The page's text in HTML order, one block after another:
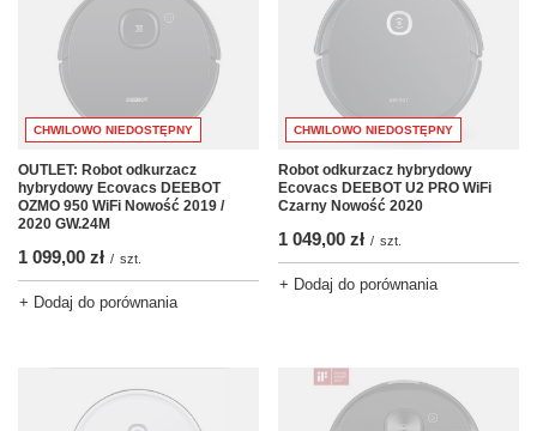
CHWILOWO NIEDOSTĘPNY
OUTLET: Robot odkurzacz
hybrydowy Ecovacs DEEBOT
OZMO 950 WiFi Nowość 2019 /
2020 GW.24M
1 099,00 zł / szt.
+ Dodaj do porównania
CHWILOWO NIEDOSTĘPNY
Robot odkurzacz hybrydowy
Ecovacs DEEBOT U2 PRO WiFi
Czarny Nowość 2020
1 049,00 zł / szt.
+ Dodaj do porównania